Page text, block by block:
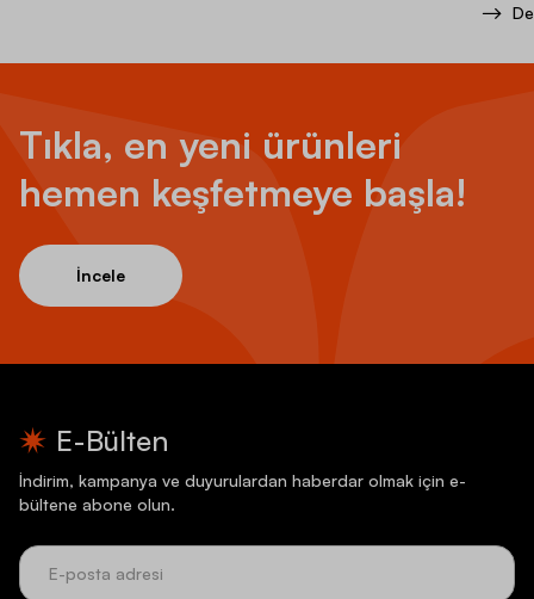
Tıkla, en yeni ürünleri
hemen keşfetmeye başla!
İncele
E-Bülten
İndirim, kampanya ve duyurulardan haberdar olmak için e-
bültene abone olun.